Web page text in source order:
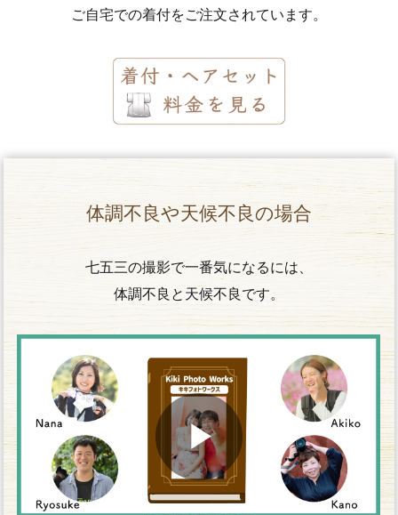
ご自宅での着付をご注文されています。
体調不良や天候不良の場合
七五三の撮影で一番気になるには、
体調不良と天候不良です。